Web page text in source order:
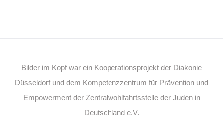
Bilder im Kopf war ein Kooperationsprojekt der Diakonie
Düsseldorf und dem Kompetenzzentrum für Prävention und
Empowerment der Zentralwohlfahrtsstelle der Juden in
Deutschland e.V.